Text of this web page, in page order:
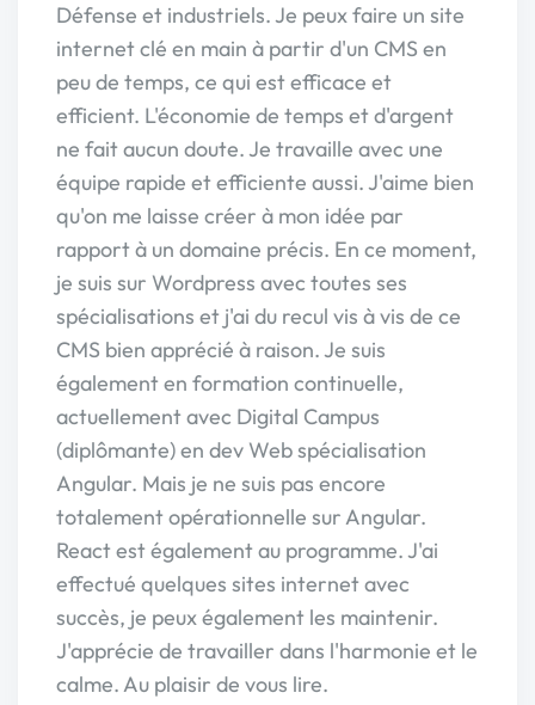
Défense et industriels. Je peux faire un site
internet clé en main à partir d'un CMS en
peu de temps, ce qui est efficace et
efficient. L'économie de temps et d'argent
ne fait aucun doute. Je travaille avec une
équipe rapide et efficiente aussi. J'aime bien
qu'on me laisse créer à mon idée par
rapport à un domaine précis. En ce moment,
je suis sur Wordpress avec toutes ses
spécialisations et j'ai du recul vis à vis de ce
CMS bien apprécié à raison. Je suis
également en formation continuelle,
actuellement avec Digital Campus
(diplômante) en dev Web spécialisation
Angular. Mais je ne suis pas encore
totalement opérationnelle sur Angular.
React est également au programme. J'ai
effectué quelques sites internet avec
succès, je peux également les maintenir.
J'apprécie de travailler dans l'harmonie et le
calme. Au plaisir de vous lire.